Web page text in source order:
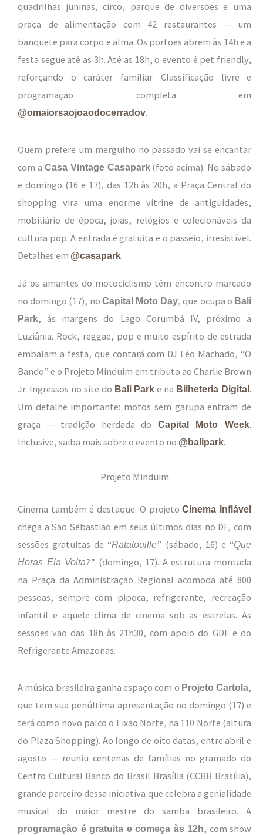
quadrilhas juninas, circo, parque de diversões e uma
praça de alimentação com 42 restaurantes — um
banquete para corpo e alma. Os portões abrem às 14h e a
festa segue até as 3h. Até as 18h, o evento é pet friendly,
reforçando o caráter familiar. Classificação livre e
programação completa em
@omaiorsaojoaodocerradov.
Quem prefere um mergulho no passado vai se encantar
com a Casa Vintage Casapark(foto acima). No sábado
e domingo (16 e 17), das 12h às 20h, a Praça Central do
shopping vira uma enorme vitrine de antiguidades,
mobiliário de época, joias, relógios e colecionáveis da
cultura pop. A entrada é gratuita e o passeio, irresistível.
Detalhes em @casapark.
Já os amantes do motociclismo têm encontro marcado
no domingo (17), no Capital Moto Day, que ocupa o Bali
Park, às margens do Lago Corumbá IV, próximo a
Luziânia. Rock, reggae, pop e muito espírito de estrada
embalam a festa, que contará com DJ Léo Machado, “O
Bando” e o Projeto Minduim em tributo ao Charlie Brown
Jr. Ingressos no site do Bali Park e na Bilheteria Digital.
Um detalhe importante: motos sem garupa entram de
graça — tradição herdada do Capital Moto Week.
Inclusive, saiba mais sobre o evento no @balipark.
Projeto Minduim
Cinema também é destaque. O projetoCinema Inflável
chega a São Sebastião em seus últimos dias no DF, com
sessões gratuitas de “Ratatouille” (sábado, 16) e “Que
Horas Ela Volta?” (domingo, 17). A estrutura montada
na Praça da Administração Regional acomoda até 800
pessoas, sempre com pipoca, refrigerante, recreação
infantil e aquele clima de cinema sob as estrelas. As
sessões vão das 18h às 21h30, com apoio do GDF e do
Refrigerante Amazonas.
A música brasileira ganha espaço com o Projeto Cartola,
que tem sua penúltima apresentação no domingo (17) e
terá como novo palco o Eixão Norte, na 110 Norte (altura
do Plaza Shopping). Ao longo de oito datas, entre abril e
agosto — reuniu centenas de famílias no gramado do
Centro Cultural Banco do Brasil Brasília (CCBB Brasília),
grande parceiro dessa iniciativa que celebra a genialidade
musical do maior mestre do samba brasileiro. A
programação é gratuita e começa às 12h, com show